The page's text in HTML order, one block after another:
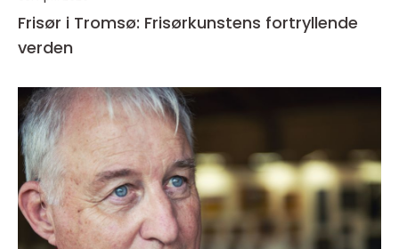
Frisør i Tromsø: Frisørkunstens fortryllende
verden